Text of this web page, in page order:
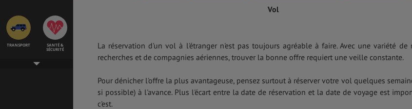
TRANSPORT
SANTÉ &
SÉCURITÉ
Vol
La réservation d'un vol à l'étranger n'est pas toujours agréable à faire. Avec une variété de
recherches et de compagnies aériennes, trouver la bonne offre requiert une veille constante.
Pour dénicher l'offre la plus avantageuse, pensez surtout à réserver votre vol quelques
si possible) à l'avance. Plus l'écart entre la date de réservation et la date de voyage est
c'est.